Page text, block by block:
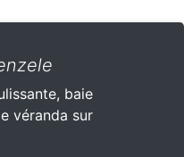
baie
véranda sur